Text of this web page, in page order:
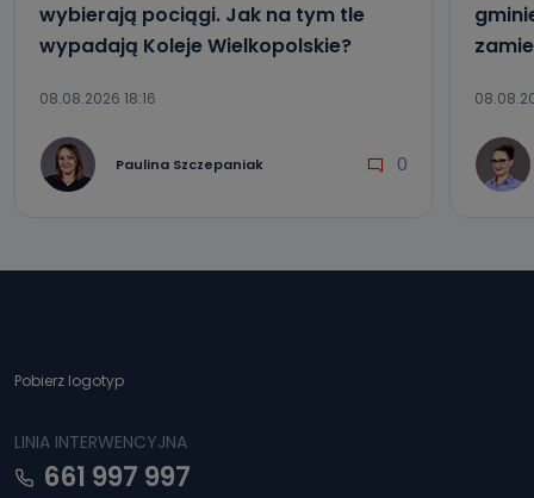
wybierają pociągi. Jak na tym tle
wypadają Koleje Wielkopolskie?
08.08.2026 18:16
Paulina Szczepaniak 0
Pobierz logotyp
LINIA INTERWENCYJNA
661 997 997